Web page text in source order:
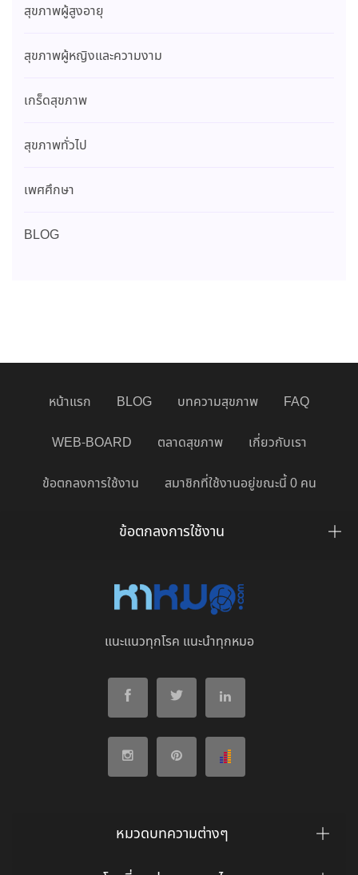
สุขภาพผู้สูงอายุ
สุขภาพผู้หญิงและความงาม
เกร็ดสุขภาพ
สุขภาพทั่วไป
เพศศึกษา
BLOG
หน้าแรก BLOG บทความสุขภาพ FAQ
WEB-BOARD ตลาดสุขภาพ เกี่ยวกับเรา
ข้อตกลงการใช้งาน สมาชิกที่ใช้งานอยู่ขณะนี้ 0 คน
ข้อตกลงการใช้งาน
แนะแนวทุกโรค แนะนำทุกหมอ
หมวดบทความต่างๆ